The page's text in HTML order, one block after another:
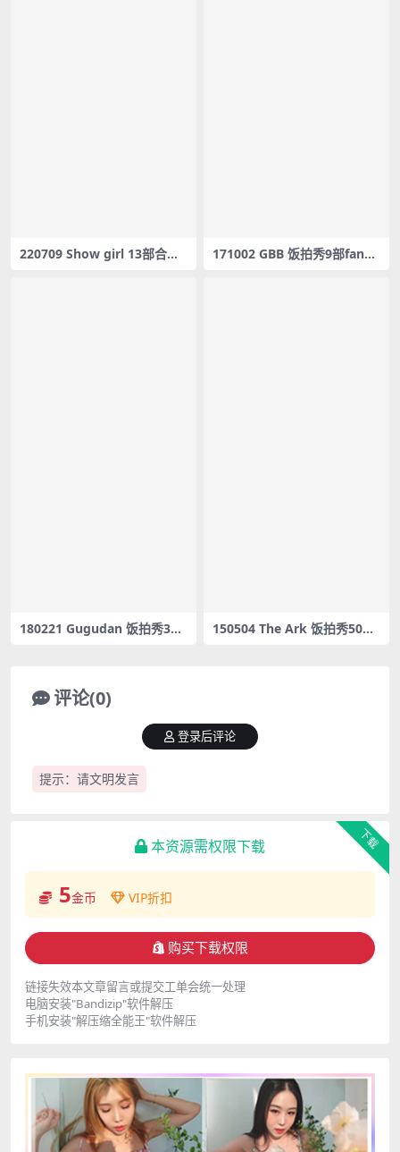
220709 Show girl 13部合集
171002 GBB 饭拍秀9部fanca
180221 Gugudan 饭拍秀36
150504 The Ark 饭拍秀50部f
评论(0)
提示：请文明发言
登录后评论
下载
本资源需权限下载
5金币 VIP折扣
购买下载权限
链接失效本文章留言或提交工单会统一处理
电脑安装"Bandizip"软件解压
手机安装"解压缩全能王"软件解压